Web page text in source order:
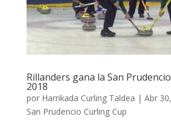
Rillanders gana la San
2018
por Harrikada Curling Taldea | Abr
San Prudencio Curling Cup